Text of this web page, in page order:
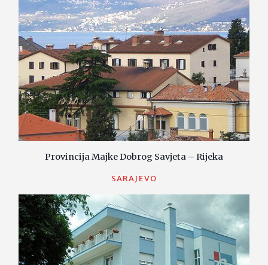
Provincija Majke Dobrog Savjeta – Rijeka
SARAJEVO